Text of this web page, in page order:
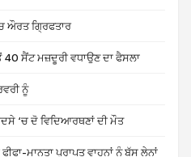
ਔਰਤ ਗ੍ਰਿਫਤਾਰ
40 ਸੈਂਟ ਮਜ਼ਦੂਰੀ ਵਧਾਉਣ ਦਾ ਫੈਸਲਾ
ਨੂੰ
‘ਚ ਦੋ ਵਿਦਿਆਰਥਣਾਂ ਦੀ ਮੌਤ
ਮਾਨਤਾ ਪ੍ਰਾਪਤ ਵਾਹਨਾਂ ਨੂੰ ਬੱਸ ਲੇਨਾਂ